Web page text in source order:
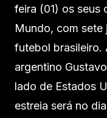
feira (01) os seus
Mundo, com sete
futebol brasileiro.
argentino
lado de Estados
estreia será no